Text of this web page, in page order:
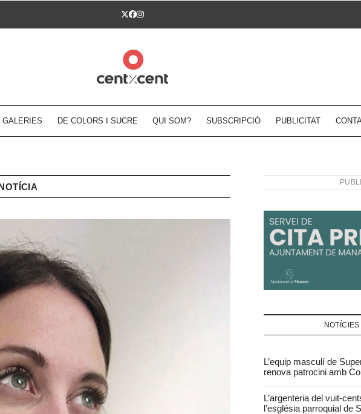
Twitter
Facebook
Instagram
GALERIES DE COLORS I SUCRE QUI SOM? SUBSCRIPCIÓ PUBLICITAT
L’equip masculí de
renova patrocini amb
L’argenteria del vuit-
l’església parroquial de